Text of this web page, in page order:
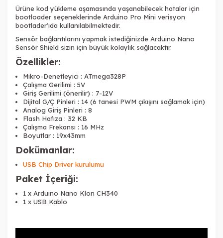
Ürüne kod yükleme aşamasında yaşanabilecek hatalar için
bootloader seçeneklerinde Arduino Pro Mini verisyon
bootlader'ıda kullanılabilmektedir.
Sensör bağlantılarını yapmak istediğinizde Arduino Nano
Sensör Shield sizin için büyük kolaylık sağlacaktır.
Özellikler:
Mikro-Denetleyici : ATmega328P
Çalışma Gerilimi : 5V
Giriş Gerilimi (önerilir) : 7-12V
Dijital G/Ç Pinleri : 14 (6 tanesi PWM çıkışını sağlamak için)
Analog Giriş Pinleri : 8
Flash Hafıza : 32 KB
Çalışma Frekansı : 16 MHz
Boyutlar : 19x43mm
Dokümanlar:
USB Chip Driver kurulumu
Paket İçeriği:
1 x Arduino Nano Klon CH340
1 x USB Kablo